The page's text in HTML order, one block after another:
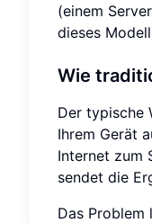
(einem
dieses
Wie
Der typische
Ihrem Gerät
Internet zum
sendet die
Das Problem